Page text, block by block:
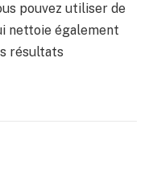
pouvez utiliser de
nettoie également
résultats